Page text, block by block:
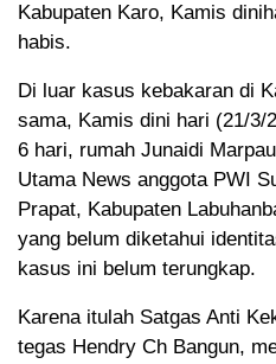
Kabupaten Karo, Kamis
habis.
Di luar kasus kebakaran di
sama, Kamis dini hari (21/3/
6 hari, rumah Junaidi
Utama News anggota PWI
Prapat, Kabupaten
yang belum diketahui
kasus ini belum terungkap.
Karena itulah Satgas Anti
tegas Hendry Ch Bangun,